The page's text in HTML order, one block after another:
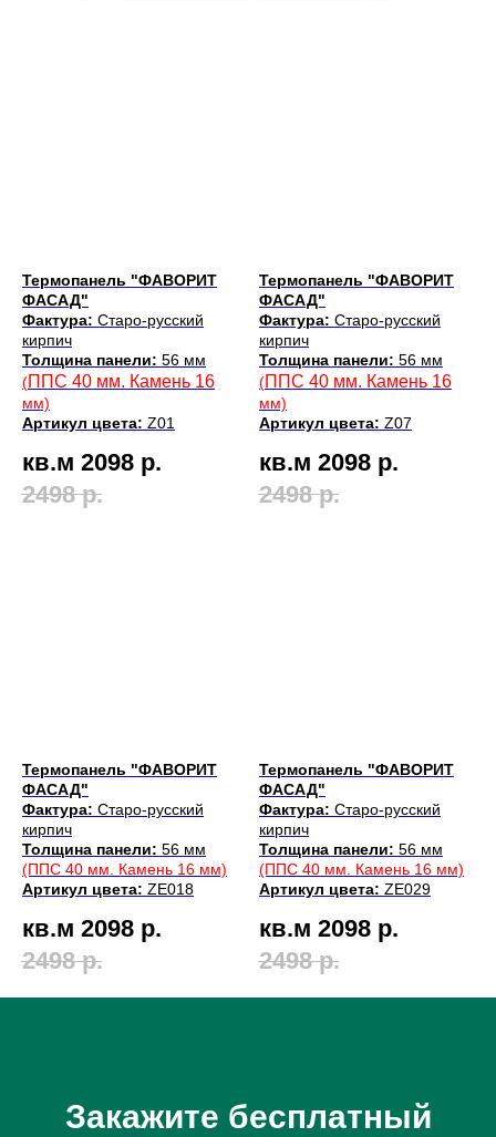
Термопанель "ФАВОРИТ
ФАСАД"
Фактура: Старо-русский
кирпич
Толщина панели: 56 мм
(ППС 40 мм. Камень 16
мм)
Артикул цвета: Z01
кв.м 2098 р.
2498 р.
Термопанель "ФАВОРИТ
ФАСАД"
Фактура: Старо-русский
кирпич
Толщина панели: 56 мм
(ППС 40 мм. Камень 16
мм)
Артикул цвета: Z07
кв.м 2098 р.
2498 р.
Термопанель "ФАВОРИТ
ФАСАД"
Фактура: Старо-русский
кирпич
Толщина панели: 56 мм
(ППС 40 мм. Камень 16 мм)
Артикул цвета: ZE018
кв.м 2098 р.
2498 р.
Термопанель "ФАВОРИТ
ФАСАД"
Фактура: Старо-русский
кирпич
Толщина панели: 56 мм
(ППС 40 мм. Камень 16 мм)
Артикул цвета: ZE029
кв.м 2098 р.
2498 р.
Закажите бесплатный